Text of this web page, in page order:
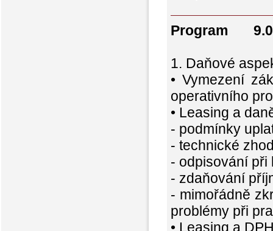
Program
1. Daňové
• Vymezení
operativního
• Leasing a
- podmínky
- technické
- odpisování při
- zdaňování
- mimořádně
problémy při
• Leasing a